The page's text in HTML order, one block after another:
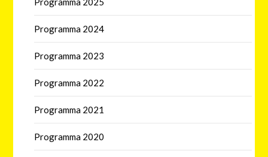
Programma 2024
Programma 2023
Programma 2022
Programma 2021
Programma 2020